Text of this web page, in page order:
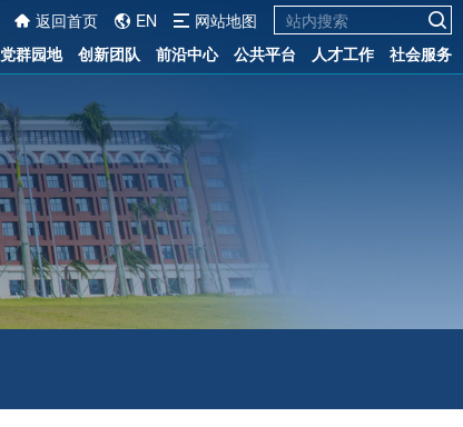
返回首页 EN
网站地图
党群园地 创新团队 前沿中心 公共平台 人才工作 社会服务